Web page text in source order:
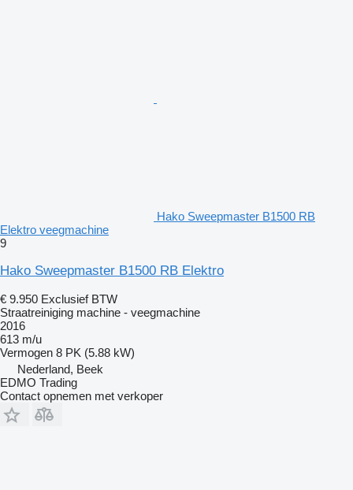
Hako Sweepmaster B1500 RB
Elektro veegmachine
9
Hako Sweepmaster B1500 RB Elektro
€ 9.950 Exclusief BTW
Straatreiniging machine - veegmachine
2016
613 m/u
Vermogen 8 PK (5.88 kW)
Nederland, Beek
EDMO Trading
Contact opnemen met verkoper